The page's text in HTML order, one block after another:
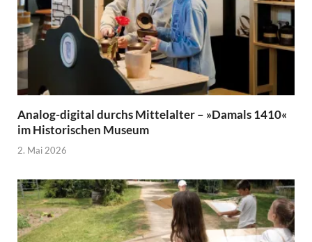
Analog-digital durchs Mittelalter – »Damals 1410«
im Historischen Museum
2. Mai 2026